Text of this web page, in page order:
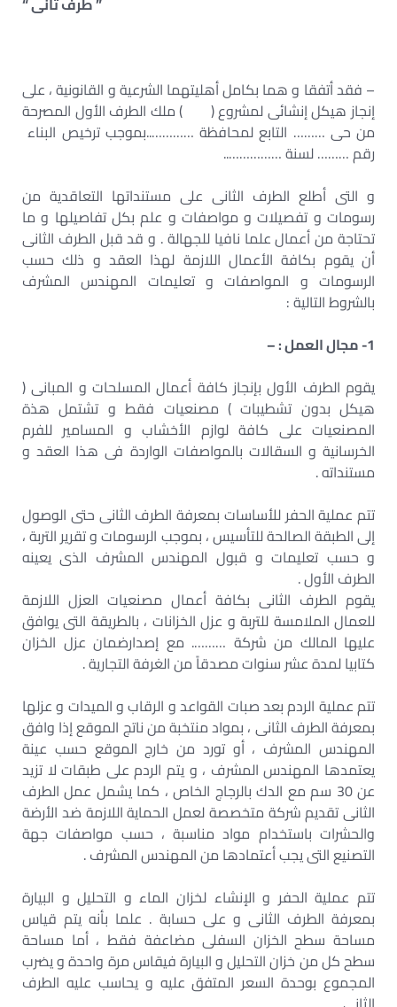
– فقد أتفقا و هما بكامل أهليتهما الشرعية و القانونية ، على
إنجاز هيكل إنشائى لمشروع ( ) ملك الطرف الأول المصرحة
من حى ……… التابع لمحافظة …………..بموجب ترخيص البناء
رقم ……… لسنة ……………..
و التى أطلع الطرف الثانى على مستنداتها التعاقدية من
رسومات و تفصيلات و مواصفات و علم بكل تفاصيلها و ما
تحتاجة من أعمال علما نافيا للجهالة . و قد قبل الطرف الثانى
أن يقوم بكافة الأعمال اللازمة لهذا العقد و ذلك حسب
الرسومات و المواصفات و تعليمات المهندس المشرف
بالشروط التالية :
1- مجال العمل : –
يقوم الطرف الأول بإنجاز كافة أعمال المسلحات و المبانى (
هيكل بدون تشطيبات ) مصنعيات فقط و تشتمل هذة
المصنعيات على كافة لوازم الأخشاب و المسامير للفرم
الخرسانية و السقالات بالمواصفات الواردة فى هذا العقد و
مستنداته .
تتم عملية الحفر للأساسات بمعرفة الطرف الثانى حتى الوصول
إلى الطبقة الصالحة للتأسيس ، بموجب الرسومات و تقرير التربة ،
و حسب تعليمات و قبول المهندس المشرف الذى يعينه
الطرف الأول .
يقوم الطرف الثانى بكافة أعمال مصنعيات العزل اللازمة
للعمال الملامسة للتربة و عزل الخزانات ، بالطريقة التى يوافق
عليها المالك من شركة ………. مع إصدارضمان عزل الخزان
كتابيا لمدة عشر سنوات مصدقاً من الغرفة التجارية .
تتم عملية الردم بعد صبات القواعد و الرقاب و الميدات و عزلها
بمعرفة الطرف الثانى ، بمواد منتخبة من ناتج الموقع إذا وافق
المهندس المشرف ، أو تورد من خارج الموقع حسب عينة
يعتمدها المهندس المشرف ، و يتم الردم على طبقات لا تزيد
عن 30 سم مع الدك بالرجاج الخاص ، كما يشمل عمل الطرف
الثانى تقديم شركة متخصصة لعمل الحماية اللازمة ضد الأرضة
والحشرات باستخدام مواد مناسبة ، حسب مواصفات جهة
التصنيع التى يجب أعتمادها من المهندس المشرف .
تتم عملية الحفر و الإنشاء لخزان الماء و التحليل و البيارة
بمعرفة الطرف الثانى و على حسابة . علما بأنه يتم قياس
مساحة سطح الخزان السفلى مضاعفة فقط ، أما مساحة
سطح كل من خزان التحليل و البيارة فيقاس مرة واحدة و يضرب
المجموع بوحدة السعر المتفق عليه و يحاسب عليه الطرف